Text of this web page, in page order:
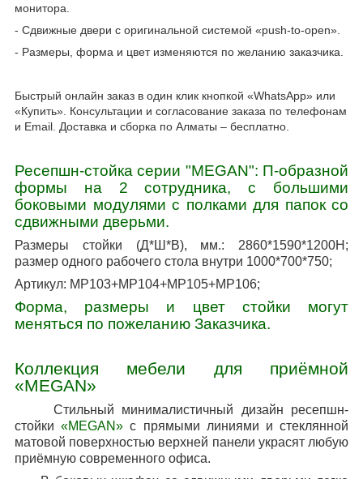
монитора.
- Сдвижные двери с оригинальной системой «push-to-open».
- Размеры, форма и цвет изменяются по желанию заказчика.
Быстрый онлайн заказ в один клик кнопкой «WhatsApp» или
«Купить». Консультации и согласование заказа по телефонам
и Email. Доставка и сборка по Алматы – бесплатно.
Ресепшн-стойка серии "MEGAN": П-образной
формы на 2 сотрудника, с большими
боковыми модулями с полками для папок со
сдвижными дверьми.
Размеры стойки (Д*Ш*В), мм.: 2860*1590*1200Н;
размер одного рабочего стола внутри 1000*700*750;
Артикул: МР103+МР104+МР105+МР106;
Форма, размеры и цвет стойки могут
меняться по пожеланию Заказчика.
Коллекция мебели для приёмной
«MEGAN»
Стильный минималистичный дизайн ресепшн-
стойки«MEGAN» с прямыми линиями и стеклянной
матовой поверхностью верхней панели украсят любую
приёмную современного офиса.